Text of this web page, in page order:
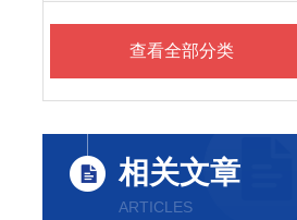
查看全部分类
相关文章
ARTICLES